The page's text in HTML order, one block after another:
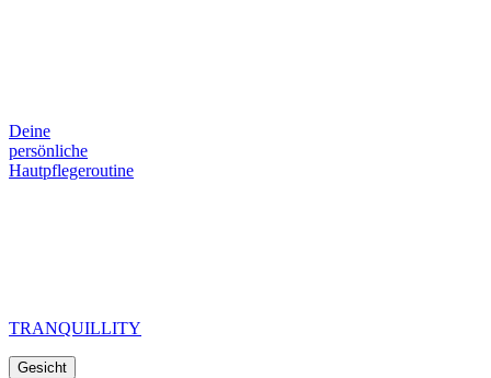
Deine
persönliche
Hautpflegeroutine
TRANQUILLITY
Gesicht